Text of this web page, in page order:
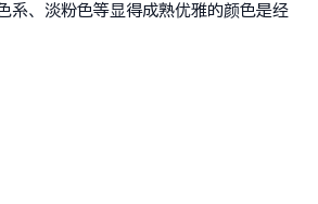
系、淡粉色等显得成熟优雅的颜色是经